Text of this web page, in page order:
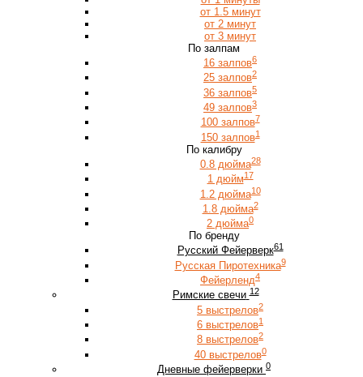
от 1.5 минут
от 2 минут
от 3 минут
По залпам
16 залпов6
25 залпов2
36 залпов5
49 залпов3
100 залпов7
150 залпов1
По калибру
0.8 дюйма28
1 дюйм17
1.2 дюйма10
1.8 дюйма2
2 дюйма0
По бренду
Русский Фейерверк61
Русская Пиротехника9
Фейерленд4
Римские свечи 12
5 выстрелов2
6 выстрелов1
8 выстрелов2
40 выстрелов0
Дневные фейерверки 0